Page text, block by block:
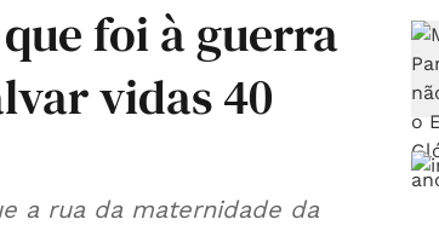
foi à guerra
vidas 40
a rua da maternidade da